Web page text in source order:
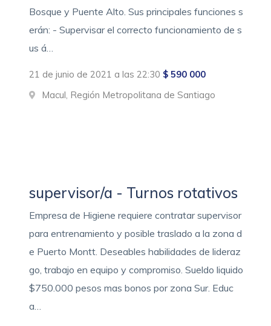
Bosque y Puente Alto. Sus principales funciones s
erán: - Supervisar el correcto funcionamiento de s
us á…
21 de junio de 2021 a las 22:30 $ 590 000
Macul, Región Metropolitana de Santiago
supervisor/a - Turnos rotativos
Empresa de Higiene requiere contratar supervisor
para entrenamiento y posible traslado a la zona d
e Puerto Montt. Deseables habilidades de lideraz
go, trabajo en equipo y compromiso. Sueldo liquido
$750.000 pesos mas bonos por zona Sur. Educ
a…